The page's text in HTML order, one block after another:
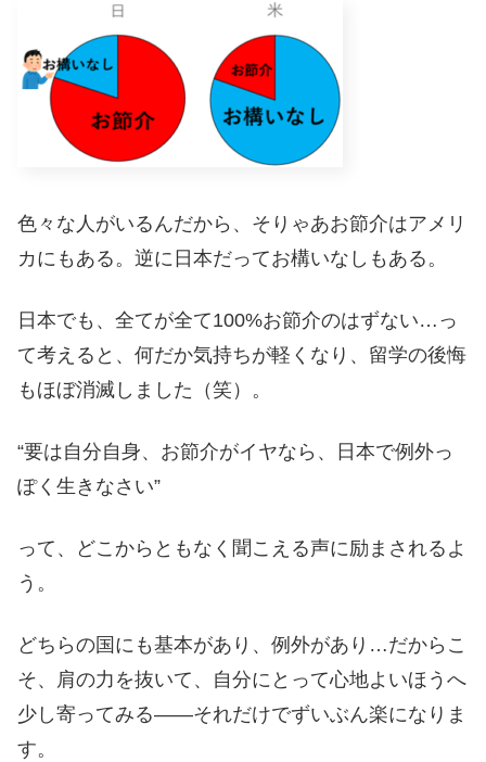
色々な人がいるんだから、そりゃあお節介はアメリ
カにもある。逆に日本だってお構いなしもある。
日本でも、全てが全て100%お節介のはずない…っ
て考えると、何だか気持ちが軽くなり、留学の後悔
もほぼ消滅しました（笑）。
“要は自分自身、お節介がイヤなら、日本で例外っ
ぽく生きなさい”
って、どこからともなく聞こえる声に励まされるよ
う。
どちらの国にも基本があり、例外があり…だからこ
そ、肩の力を抜いて、自分にとって心地よいほうへ
少し寄ってみる——それだけでずいぶん楽になりま
す。